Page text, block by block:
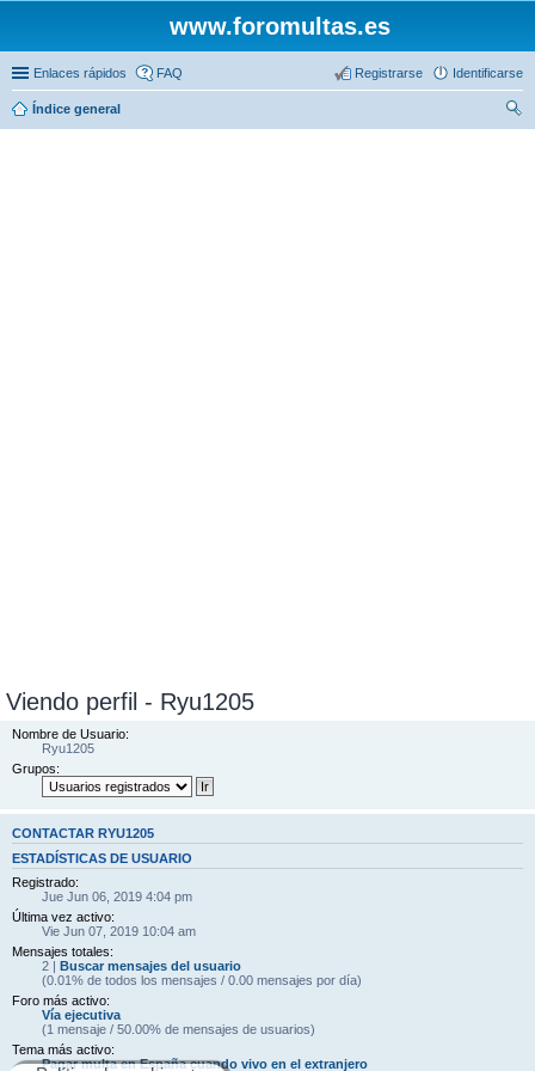
www.foromultas.es
Enlaces rápidos FAQ Identificarse
Registrarse
Índice general
Viendo perfil - Ryu1205
Nombre de Usuario:
Ryu1205
Grupos:
CONTACTAR RYU1205
ESTADÍSTICAS DE USUARIO
Registrado:
Jue Jun 06, 2019 4:04 pm
Última vez activo:
Vie Jun 07, 2019 10:04 am
Mensajes totales:
2 | Buscar mensajes del usuario
(0.01% de todos los mensajes / 0.00 mensajes por día)
Foro más activo:
Ví­a ejecutiva
(1 mensaje / 50.00% de mensajes de usuarios)
Tema más activo:
Pagar multa en España cuando vivo en el extranjero